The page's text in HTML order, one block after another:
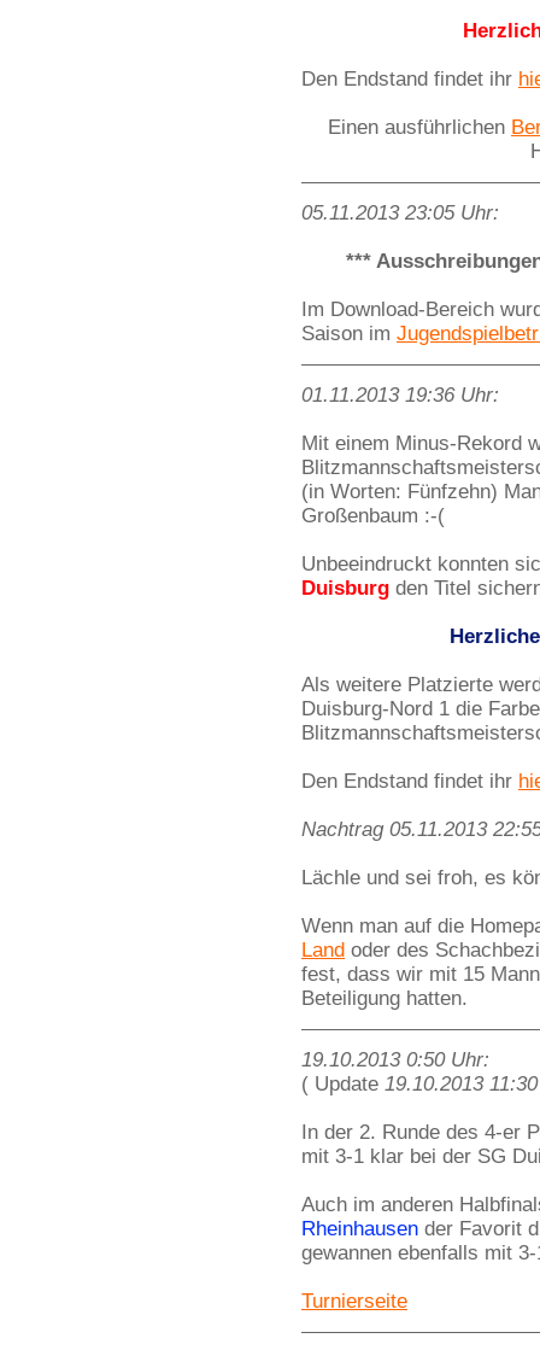
Den Endstand findet ihr
Einen ausführlichen
05.11.2013 23:05 Uhr:
***
Im Download-Bereich
Saison im
01.11.2013 19:36 Uhr:
Mit einem Minus-Rekord
(in Worten: Fünfzehn)
Großenbaum :-(
Unbeeindruckt konnten
Duisburg den Titel
Als weitere Platzierte
Duisburg-Nord 1 die
Den Endstand findet ihr
Nachtrag 05.11.2013
Lächle und sei froh, es
Wenn man auf die
Land oder des
fest, dass wir mit 15
Beteiligung hatten.
19.10.2013 0:50 Uhr:
( Update 19.10.2013
In der 2. Runde des 4-er
mit 3-1 klar bei der SG
Auch im anderen
Rheinhausen der Favorit
gewannen ebenfalls mit
Turnierseite